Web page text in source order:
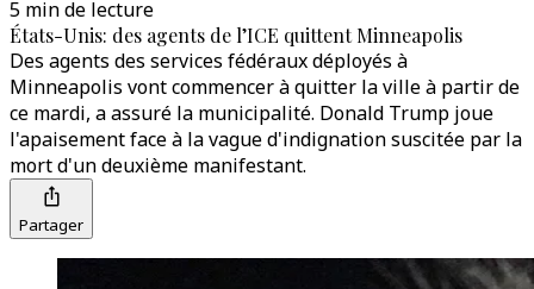
5 min de lecture
États-Unis: des agents de l’ICE quittent Minneapolis
Des agents des services fédéraux déployés à
Minneapolis vont commencer à quitter la ville à partir de
ce mardi, a assuré la municipalité. Donald Trump joue
l'apaisement face à la vague d'indignation suscitée par la
mort d'un deuxième manifestant.
Partager